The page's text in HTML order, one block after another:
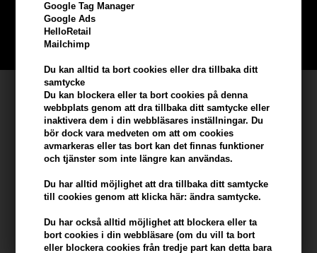
Google Tag Manager
Google Ads
HelloRetail
Mailchimp
Du kan alltid ta bort cookies eller dra tillbaka ditt
samtycke
Du kan blockera eller ta bort cookies på denna
webbplats genom att dra tillbaka ditt samtycke eller
inaktivera dem i din webbläsares inställningar. Du
bör dock vara medveten om att om cookies
avmarkeras eller tas bort kan det finnas funktioner
och tjänster som inte längre kan användas.
Du har alltid möjlighet att dra tillbaka ditt samtycke
till cookies genom att klicka här: ändra samtycke.
Du har också alltid möjlighet att blockera eller ta
bort cookies i din webbläsare (om du vill ta bort
eller blockera cookies från tredje part kan detta bara
Bli en del av vår kundklubb gratis och få rabatter när du handlar
BLI EN GRATIS MEDLEM HÄR
Kundservice
Hair247
Frisenborgvej 6A
DK-7800 Skive
Billig frakt